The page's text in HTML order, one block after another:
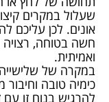
שעלול במקרים
אונים. לכן עליכם
חשה בטוחה, רצויה
ואמיתית.
במקרה של
כימיה טובה וחיבור
להרגיש בנוח זו עם